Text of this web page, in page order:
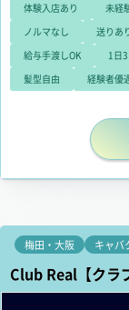
体験入店あり 未経
ノルマなし
送りあ
給与手渡しOK
1日
髪型自由
経験者優
梅田・大阪
キャバ
Club Real【クラ